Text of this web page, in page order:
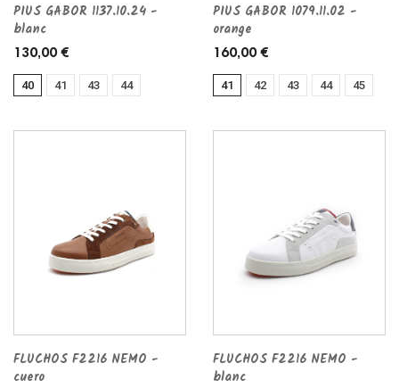
PIUS GABOR 1137.10.24 -
blanc
130,00 €
40 41 43 44
PIUS GABOR 1079.11.02 -
orange
160,00 €
41 42 43 44 45
FLUCHOS F2216 NEMO -
cuero
FLUCHOS F2216 NEMO -
blanc